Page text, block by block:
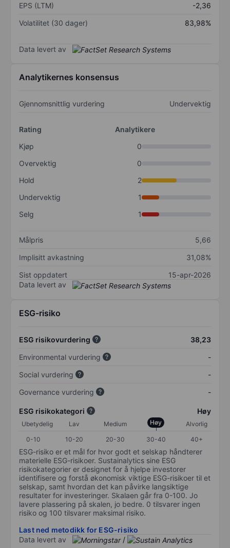
EPS (LTM)
-2,36
Volatilitet (30 dager)
83,98%
Data levert av
Analytikernes konsensus
Gjennomsnittlig vurdering Undervektig
Rating
Analytikere
Kjøp
0
Overvektig
0
Hold
2
Undervektig
1
Selg
1
Målpris
5,66
Implisitt avkastning
31,08%
Sist oppdatert
15-apr-2026
Data levert av
ESG-risiko
ESG risikovurdering
38,23
Environmental vurdering
-
Social vurdering
-
Governance vurdering
-
ESG risikokategori Høy
Ubetydelig Lav Medium Høy
Alvorlig
0-10
10-20 20-30 30-40 40+
ESG-risiko er et mål for hvor godt et selskap håndterer
materielle ESG-risikoer. Sustainalytics sine ESG
risikokategorier er designet for å hjelpe investorer
identifisere og forstå økonomisk viktige ESG-risikoer til et
selskap, samt hvordan det kan påvirke langsiktige
resultater for investeringer. Skalaen går fra 0-100. Jo
lavere plassering på skalen, jo bedre. 0 tilsvarer ingen
risiko og 100 tilsvarer maksimal risiko.
Last ned metodikk for ESG-risiko
Data levert av
/